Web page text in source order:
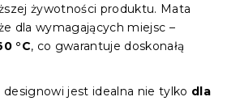
żywotności produktu. Mata
dla wymagających miejsc –
°C, co gwarantuje doskonałą
designowi jest idealna nie tylko dla